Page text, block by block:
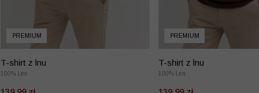
PREMIUM
T-shirt z lnu
100% Len
PREMIUM
T-shirt z lnu
100% Len